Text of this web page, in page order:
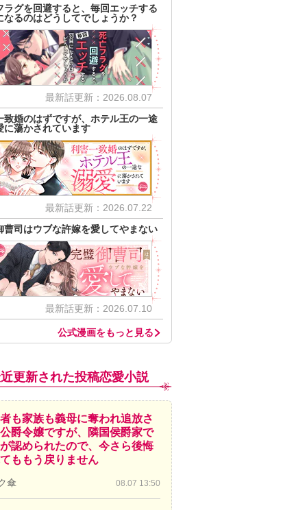
ラグを回避すると、毎回エッチする
なるのはどうしてでしょうか？
最新話更新：2026.08.07
致婚のはずですが、ホテル王の一途
に蕩かされています
最新話更新：2026.07.22
曹司はウブな許嫁を愛してやまない
最新話更新：2026.07.10
公式漫画をもっと見る
更新された投稿恋愛小説
も家族も義母に奪われ追放さ
爵令嬢ですが、隣国侯爵家で
認められたので、今さら後悔
ももう戻りません
傘 08.07 13:50